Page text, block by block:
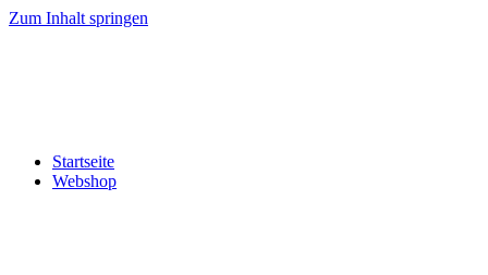
Zum Inhalt springen
Startseite
Webshop